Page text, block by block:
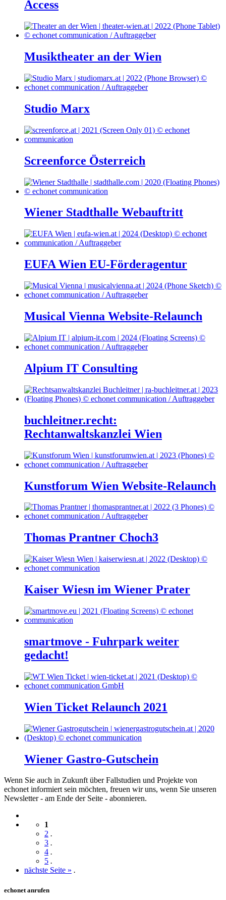
Access
Musiktheater an der Wien
Studio Marx
Screenforce Österreich
Wiener Stadthalle Webauftritt
EUFA Wien EU-Förderagentur
Musical Vienna Website-Relaunch
Alpium IT Consulting
buchleitner.recht:
Rechtanwaltskanzlei Wien
Kunstforum Wien Website-Relaunch
Thomas Prantner Choch3
Kaiser Wiesn im Wiener Prater
smartmove - Fuhrpark weiter
gedacht!
Wien Ticket Relaunch 2021
Wiener Gastro-Gutschein
Wenn Sie auch in Zukunft über Fallstudien und Projekte von
echonet informiert sein möchten, freuen wir uns, wenn Sie unseren
Newsletter - am Ende der Seite - abonnieren.
1
2 .
3 .
4 .
5 .
nächste Seite » .
echonet anrufen